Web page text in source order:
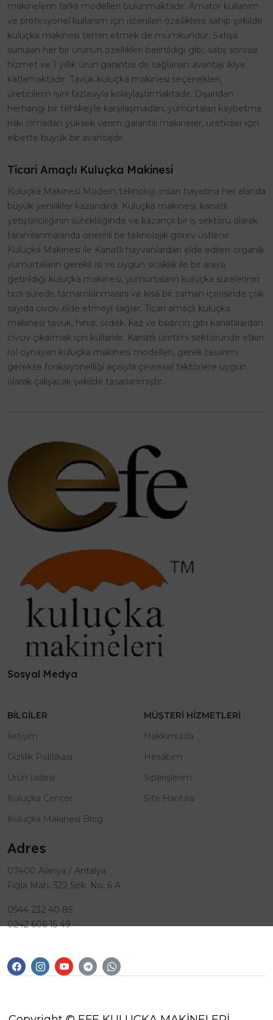
makinelerin farklı modelleri bulunmaktadır. Amatör kullanım
ve profesyonel kullanım için istenilen özelliklere sahip şekilde
kuluçka makinesi temin etmek de mümkündür. Satışa
sunulan her bir ürünün özellikleri belirtildiği gibi, satış sonrası
hizmet ve 1 yıllık ürün garantisi de sağlanan avantajı ikiye
katlamaktadır. Tavuk kuluçka makinesi seçenekleri,
üreticilerin işini fazlasıyla kolaylaştırmaktadır. Dışarıdan
herhangi bir tehlikeyle karşılaşmadan, yumurtaları kaybetme
riski olmadan yüksek verim garantili makineler, üreticiler için
elbette büyük bir avantajdır.
Ticari Amaçlı Kuluçka Makinesi
Kuluçka Makinesi Modern teknoloji, insan hayatına her alanda
büyük yenilikler kazandırdı. Kuluçka makinesi, kanatlı
yetiştiriciliğinin sürekliliğinde ve kazançlı bir iş sektörü olarak
tanımlanmasında önemli bir teknolojik görev üstlenir.
Kuluçka Makinesi ile Kanatlı hayvanlardan elde edilen organik
yumurtaların gerekli ısı ve uygun sıcaklık ile bir araya
getirildiği kuluçka makinesi, yumurtaların kuluçka sürelerinin
hızlı sürede tamamlanmasını ve kısa bir zaman içerisinde çok
sayıda civciv elde etmeyi sağlar. Ticari amaçlı kuluçka
makinesi tavuk, hindi, ördek, kaz ve bıldırcın gibi kanatlılardan
civciv çıkarmak için kullanılır. Kanatlı üretimi sektöründe etkin
rol oynayan kuluçka makinesi modelleri, gerek tasarımı
gerekse fonksiyonelliği açısıyla çevresel faktörlere uygun
olarak çalışacak şekilde tasarlanmıştır.
Sosyal Medya
BILGILER
İletişim
Gizlilik Politikası
Ürün İadesi
Kuluçka Center
Kuluçka Makinesi Blog
MÜŞTERI HIZMETLERI
Hakkımızda
Hesabım
Siparişlerim
Site Haritası
Adres
07400 Alanya / Antalya
Fığla Mah. 322 Sok. No. 6 A
0544 232 40 85
0242 606 15 49